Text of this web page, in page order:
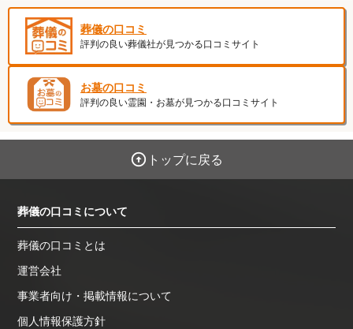
葬儀の口コミ
評判の良い葬儀社が見つかる口コミサイト
お墓の口コミ
評判の良い霊園・お墓が見つかる口コミサイト
トップに戻る
葬儀の口コミについて
葬儀の口コミとは
運営会社
事業者向け・掲載情報について
個人情報保護方針